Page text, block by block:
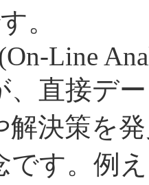
。
Line
、直接デ
解決策を
です。例